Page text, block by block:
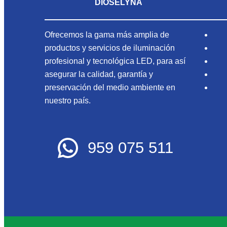
DIOSELYNA
Ofrecemos la gama más amplia de
productos y servicios de iluminación
profesional y tecnológica LED, para así
asegurar la calidad, garantía y
preservación del medio ambiente en
nuestro país.
959 075 511